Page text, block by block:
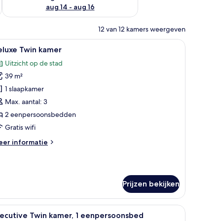
aug 14 - aug 16
12 van 12 kamers weergeven
gordijnen. Een hotelkamer met twee bedden, een
6 Twin kamer
Uitzicht op de stad
39 m²
1 slaapkamer
Max. aantal: 3
2 eenpersoonsbedden
Gratis wifi
informatie
Prijzen bekijken
bed, een kledingkast en een televisie.Een hotelkamer met twee bedden, een
5 Twin kamer, 1 eenpersoonsbed